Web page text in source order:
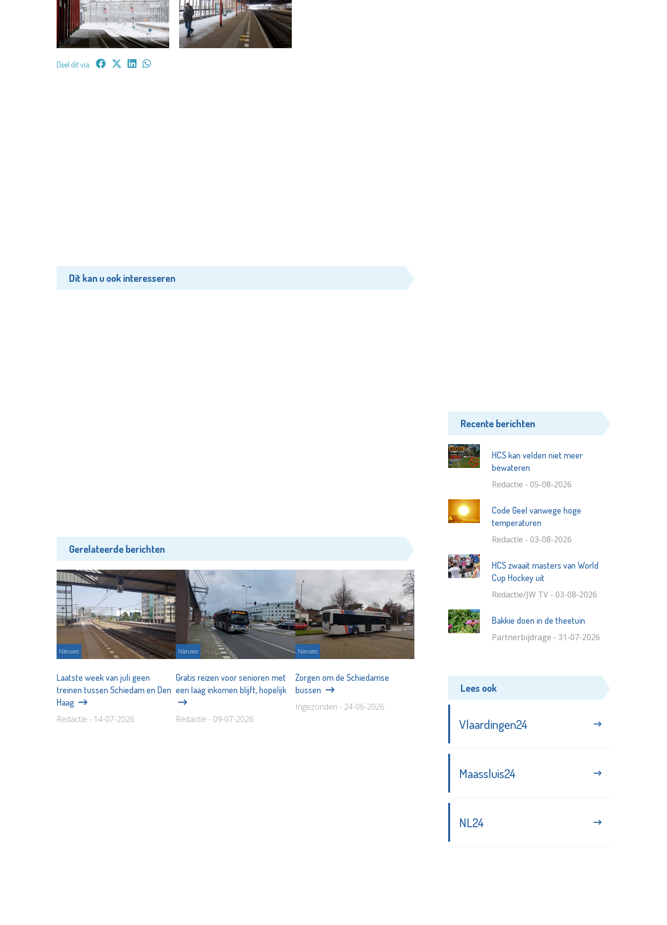
Deel dit via:
Dit kan u ook interesseren
Gerelateerde berichten
Nieuws
Laatste week van juli geen
treinen tussen Schiedam en Den
Haag
Redactie - 14-07-2026
Nieuws
Gratis reizen voor senioren met
een laag inkomen blijft, hopelijk
Redactie - 09-07-2026
Nieuws
Zorgen om de Schiedamse
bussen
Ingezonden - 24-06-2026
Recente berichten
HCS kan velden niet meer
bewateren
Redactie - 05-08-2026
Code Geel vanwege hoge
temperaturen
Redactie - 03-08-2026
HCS zwaait masters van World
Cup Hockey uit
Redactie/JW TV - 03-08-2026
Bakkie doen in de theetuin
Partnerbijdrage - 31-07-2026
Lees ook
Vlaardingen24
Maassluis24
NL24